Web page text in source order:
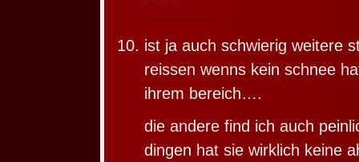
ist ja auch schwierig weitere
reissen wenns kein schnee
ihrem bereich….
die andere find ich auch
dingen hat sie wirklich keine